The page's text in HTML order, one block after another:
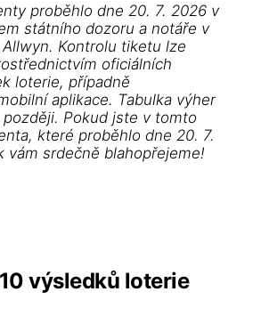
proběhlo dne 20. 7. 2026 v
státního dozoru a notáře v
Kontrolu tiketu lze
oficiálních
loterie, případně
aplikace. Tabulka výher
Pokud jste v tomto
které proběhlo dne 20. 7.
vám srdečně blahopřejeme!
výsledků loterie